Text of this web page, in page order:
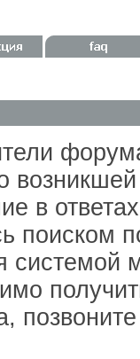
в
поиском
системой